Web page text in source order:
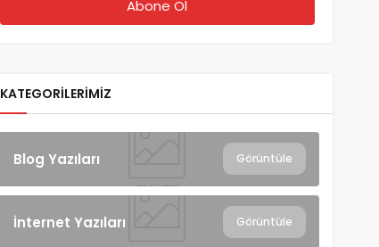
KATEGORILERIMIZ
Blog Yazıları Görüntüle
İnternet Yazıları Görüntüle